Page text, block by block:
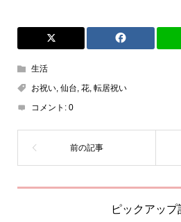
生活
お祝い, 仙台, 花, 転居祝い
コメント: 0
ピックアップ